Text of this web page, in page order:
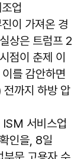
업
이 가져온 경
상은 트럼프 2
점이 춘제 이
를 감안하면
까지 하방 압
서비스업
인을, 8일